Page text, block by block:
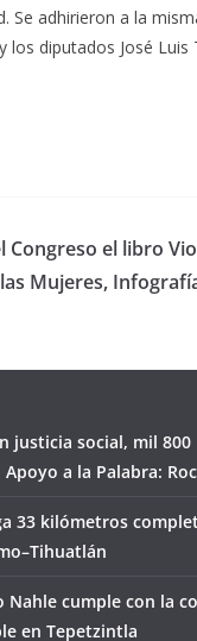
Se adhirieron a la
los diputados José
Congreso el libro
Mujeres,
justicia social, mil
a la Palabra:
33 kilómetros
Nahle cumple con la
en Tepetzintla